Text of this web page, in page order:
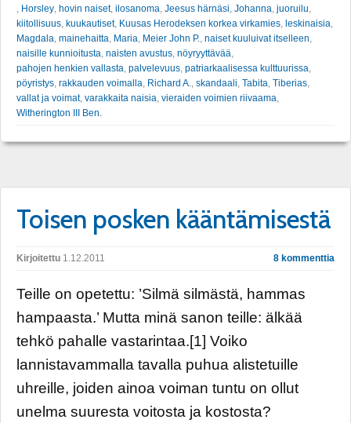
Horsley hovin naiset, ilosanoma Jeesus härnäsi Johanna juoruilu
kiitollisuus kuukautiset, Kuusas Herodeksen korkea virkamies leskinaisia
Magdala mainehaitta Maria Meier John P. naiset kuuluivat itselleen
naisille kunnioitusta naisten avustus nöyryyttävää
pahojen henkien vallasta palvelevuus patriarkaalisessa kulttuurissa
pöyristys rakkauden voimalla Richard A. skandaali Tabita Tiberias
vallat ja voimat, varakkaita naisia vieraiden voimien riivaama
Witherington III Ben.
Toisen posken kääntämisestä
Kirjoitettu 1.12.2011 8 kommenttia
Teille on opetettu: ’Silmä silmästä, hammas
hampaasta.’ Mutta minä sanon teille: älkää
tehkö pahalle vastarintaa.[1] Voiko
lannistavammalla tavalla puhua alistetuille
uhreille, joiden ainoa voiman tuntu on ollut
unelma suuresta voitosta ja kostosta?